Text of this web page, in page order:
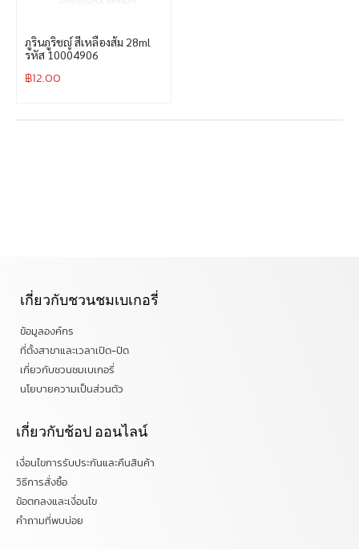
ภูรินภูริชญ์ สีเหลืองส้ม 28ml
รหัส 10004906
฿12.00
เกี่ยวกับชวนชมเบเกอรี่
ข้อมูลองค์กร
ที่ตั้งสาขาและเวลาเปิด-ปิด
เกี่ยวกับชวนชมเบเกอรี่
นโยบายความเป็นส่วนตัว
เกี่ยวกับช้อป ออนไลน์
เงื่อนไขการรับประกันและคืนสินค้า
วิธีการสั่งซื้อ
ข้อตกลงและเงื่อนไข
คำถามที่พบบ่อย